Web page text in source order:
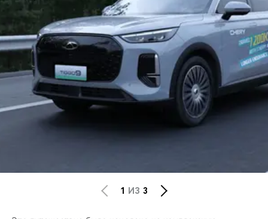
1 ИЗ 3